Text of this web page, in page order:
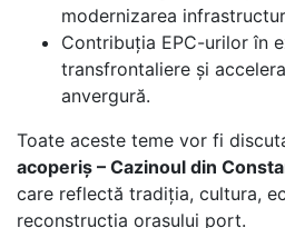
modernizarea
Contribuția EPC-urilor în
transfrontaliere și
anvergură.
Toate aceste teme vor fi
acoperiș – Cazinoul din
care reflectă tradiția, cultura,
reconstrucția orașului port.